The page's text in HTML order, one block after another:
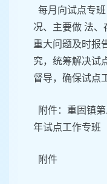
每月向试点专
况、主要做 法、
重大问题及时报
究，统筹解决试
督导，确保试点
附件：重固镇
年试点工作专班
附件